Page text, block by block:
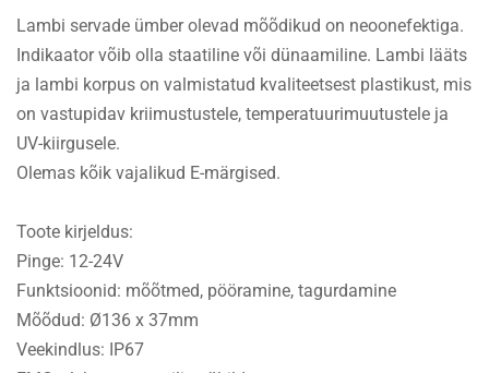
Lambi servade ümber olevad mõõdikud on neoonefektiga.
Indikaator võib olla staatiline või dünaamiline. Lambi lääts
ja lambi korpus on valmistatud kvaliteetsest plastikust, mis
on vastupidav kriimustustele, temperatuurimuutustele ja
UV-kiirgusele.
Olemas kõik vajalikud E-märgised.
Toote kirjeldus:
Pinge: 12-24V
Funktsioonid: mõõtmed, pööramine, tagurdamine
Mõõdud: Ø136 x 37mm
Veekindlus: IP67